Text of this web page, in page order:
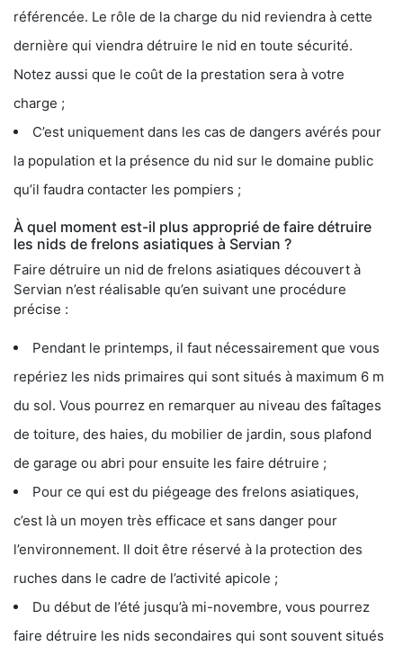
référencée. Le rôle de la charge du nid reviendra à cette
dernière qui viendra détruire le nid en toute sécurité.
Notez aussi que le coût de la prestation sera à votre
charge ;
C’est uniquement dans les cas de dangers avérés pour
la population et la présence du nid sur le domaine public
qu’il faudra contacter les pompiers ;
À quel moment est-il plus approprié de faire détruire
les nids de frelons asiatiques à Servian ?
Faire détruire un nid de frelons asiatiques découvert à
Servian n’est réalisable qu’en suivant une procédure
précise :
Pendant le printemps, il faut nécessairement que vous
repériez les nids primaires qui sont situés à maximum 6 m
du sol. Vous pourrez en remarquer au niveau des faîtages
de toiture, des haies, du mobilier de jardin, sous plafond
de garage ou abri pour ensuite les faire détruire ;
Pour ce qui est du piégeage des frelons asiatiques,
c’est là un moyen très efficace et sans danger pour
l’environnement. Il doit être réservé à la protection des
ruches dans le cadre de l’activité apicole ;
Du début de l’été jusqu’à mi-novembre, vous pourrez
faire détruire les nids secondaires qui sont souvent situés